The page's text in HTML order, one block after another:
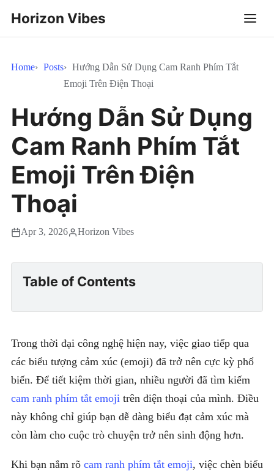
Horizon Vibes
Home Posts
Hướng Dẫn Sử Dụng Cam Ranh Phím Tắt
Emoji Trên Điện Thoại
Hướng Dẫn Sử Dụng
Cam Ranh Phím Tắt
Emoji Trên Điện
Thoại
Apr 3, 2026 Horizon Vibes
Table of Contents
Trong thời đại công nghệ hiện nay, việc giao tiếp qua
các biểu tượng cảm xúc (emoji) đã trở nên cực kỳ phổ
biến. Để tiết kiệm thời gian, nhiều người đã tìm kiếm
cam ranh phím tắt emoji trên điện thoại của mình. Điều
này không chỉ giúp bạn dễ dàng biểu đạt cảm xúc mà
còn làm cho cuộc trò chuyện trở nên sinh động hơn.
Khi bạn nắm rõ cam ranh phím tắt emoji, việc chèn biểu